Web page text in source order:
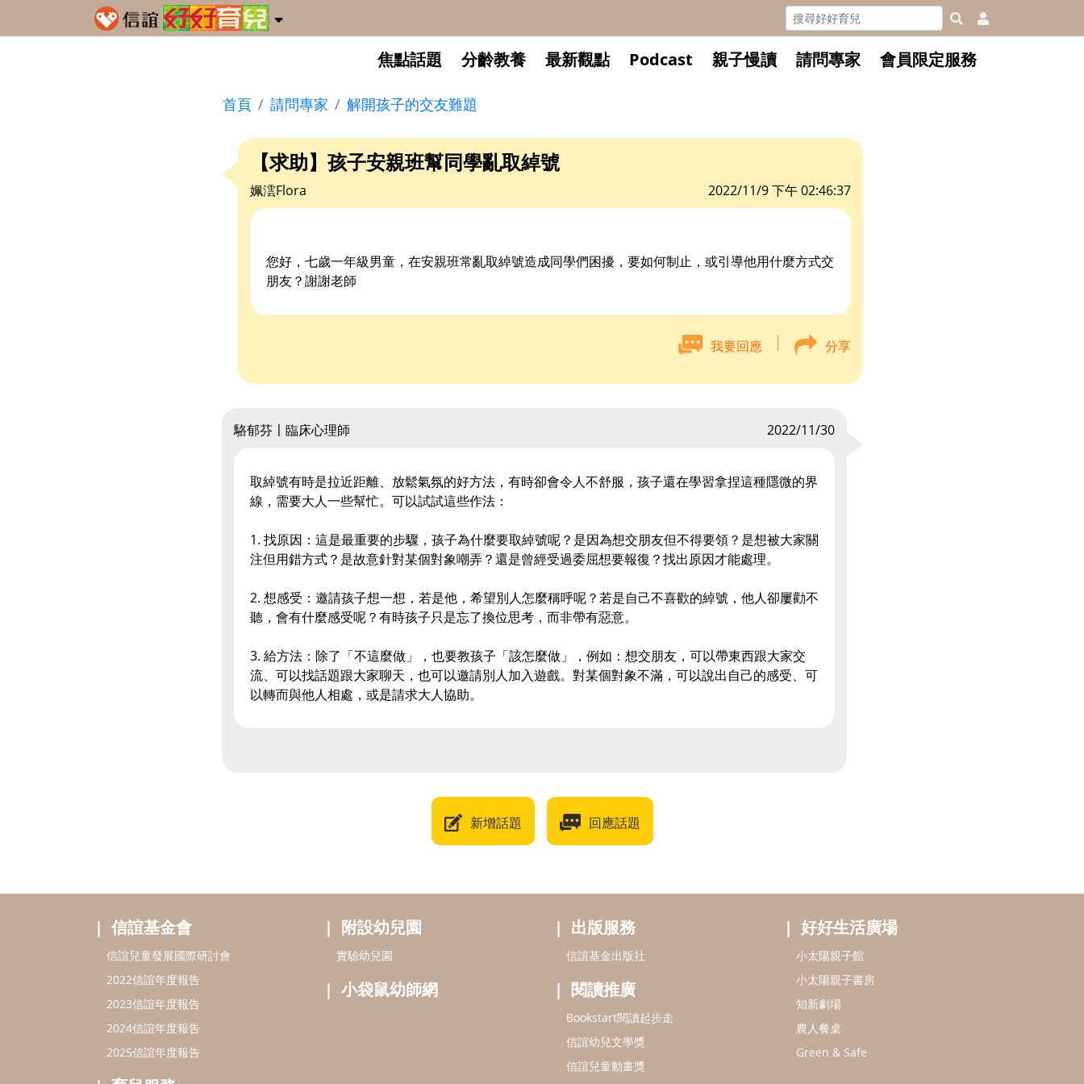
焦點話題 分齡教養 最新觀點 Podcast 親子慢讀 請問專家 會員限定服務
首頁 請問專家 解開孩子的交友難題
【求助】孩子安親班幫同學亂取綽號
姵澐Flora 2022/11/9 下午 02:46:37
您好，七歲一年級男童，在安親班常亂取綽號造成同學們困擾，要如何制止，或引導他用什麼方式交
朋友？謝謝老師
我要回應 分享
駱郁芬〡臨床心理師 2022/11/30
取綽號有時是拉近距離、放鬆氣氛的好方法，有時卻會令人不舒服，孩子還在學習拿捏這種隱微的界
線，需要大人一些幫忙。可以試試這些作法：
1. 找原因：這是最重要的步驟，孩子為什麼要取綽號呢？是因為想交朋友但不得要領？是想被大家關
注但用錯方式？是故意針對某個對象嘲弄？還是曾經受過委屈想要報復？找出原因才能處理。
2. 想感受：邀請孩子想一想，若是他，希望別人怎麼稱呼呢？若是自己不喜歡的綽號，他人卻屢勸不
聽，會有什麼感受呢？有時孩子只是忘了換位思考，而非帶有惡意。
3. 給方法：除了「不這麼做」，也要教孩子「該怎麼做」，例如：想交朋友，可以帶東西跟大家交
流、可以找話題跟大家聊天，也可以邀請別人加入遊戲。對某個對象不滿，可以說出自己的感受、可
以轉而與他人相處，或是請求大人協助。
新增話題 回應話題
信誼基金會
信誼兒童發展國際研討會
2022信誼年度報告
2023信誼年度報告
2024信誼年度報告
2025信誼年度報告
附設幼兒園
實驗幼兒園
小袋鼠幼師網
出版服務
信誼基金出版社
閱讀推廣
Bookstart閱讀起步走
信誼幼兒文學獎
信誼兒童動畫獎
好好生活廣場
小太陽親子館
小太陽親子書房
知新劇場
農人餐桌
Green & Safe